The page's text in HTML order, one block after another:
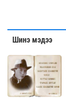
Шинэ мэдээ